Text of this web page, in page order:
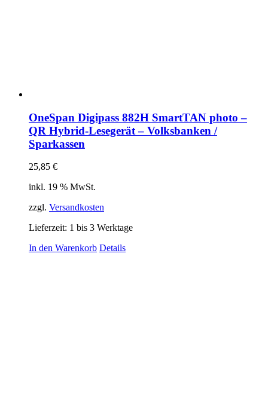
OneSpan Digipass 882H SmartTAN photo –
QR Hybrid-Lesegerät – Volksbanken /
Sparkassen
25,85 €
inkl. 19 % MwSt.
zzgl. Versandkosten
Lieferzeit: 1 bis 3 Werktage
In den Warenkorb Details